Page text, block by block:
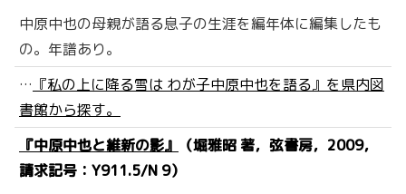
中原中也の母親が語る息子の生涯を編年体に編集したも
の。年譜あり。
… 『私の上に降る雪は わが子中原中也を語る』を県内図
書館から探す。
『中原中也と維新の影』
（堀雅昭 著，弦書房，2009，
請求記号：Y911.5/N 9）